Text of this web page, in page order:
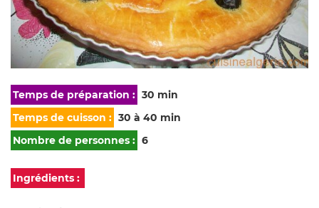
Temps de préparation : 30 min
Temps de cuisson : 30 à 40 min
Nombre de personnes : 6
Ingrédients :